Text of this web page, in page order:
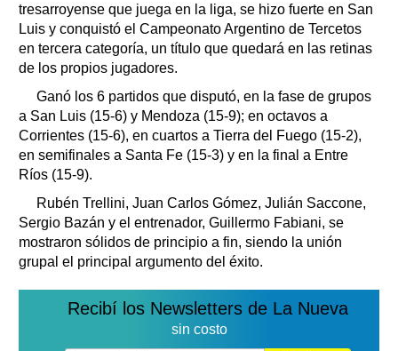
tresarroyense que juega en la liga, se hizo fuerte en San
Luis y conquistó el Campeonato Argentino de Tercetos
en tercera categoría, un título que quedará en las retinas
de los propios jugadores.
Ganó los 6 partidos que disputó, en la fase de grupos
a San Luis (15-6) y Mendoza (15-9); en octavos a
Corrientes (15-6), en cuartos a Tierra del Fuego (15-2),
en semifinales a Santa Fe (15-3) y en la final a Entre
Ríos (15-9).
Rubén Trellini, Juan Carlos Gómez, Julián Saccone,
Sergio Bazán y el entrenador, Guillermo Fabiani, se
mostraron sólidos de principio a fin, siendo la unión
grupal el principal argumento del éxito.
Recibí los Newsletters de La Nueva
sin costo